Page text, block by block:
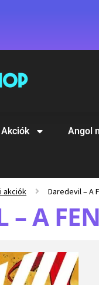
Akciók Angol
akciók Daredevil – A
– A